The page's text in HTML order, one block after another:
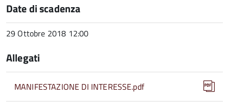
Date di scadenza
29 Ottobre 2018 12:00
Allegati
MANIFESTAZIONE DI INTERESSE.pdf